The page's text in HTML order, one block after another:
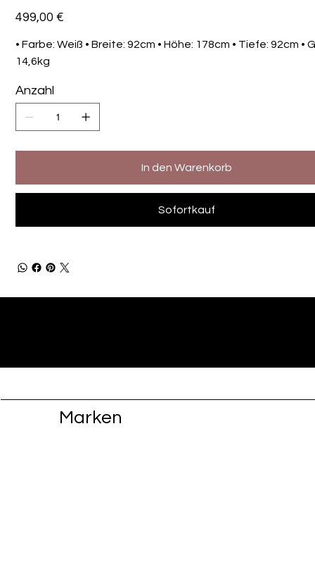
Preis
499,00 €
• Farbe: Weiß • Breite: 92cm • Höhe: 178cm • Tiefe: 92cm •
14,6kg
Anzahl
In den Warenkorb
Sofortkauf
Marken